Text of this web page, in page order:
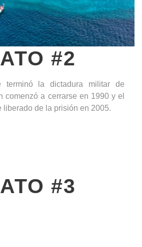
#2
terminó la dictadura militar de
comenzó a cerrarse en 1990 y el
liberado de la prisión en 2005.
#3